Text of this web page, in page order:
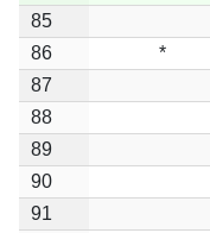
85
86
*
87
88
89
90
91